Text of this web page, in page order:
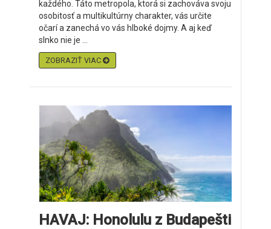
každého. Táto metropola, ktorá si zachováva svoju
osobitosť a multikultúrny charakter, vás určite
očarí a zanechá vo vás hlboké dojmy. A aj keď
slnko nie je ...
ZOBRAZIŤ VIAC
HAVAJ: Honolulu z Budapešti